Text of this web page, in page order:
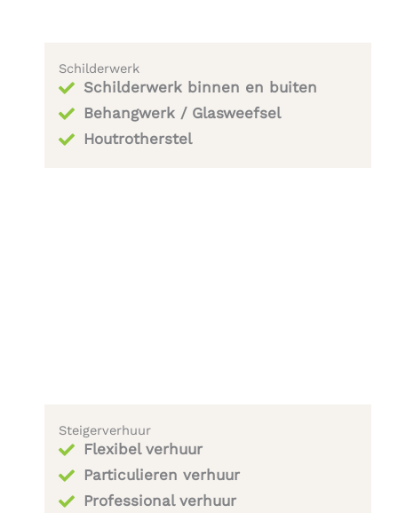
Schilderwerk
Schilderwerk binnen en buiten
Behangwerk / Glasweefsel
Houtrotherstel​
Steigerverhuur
Flexibel verhuur
Particulieren verhuur
Professional verhuur